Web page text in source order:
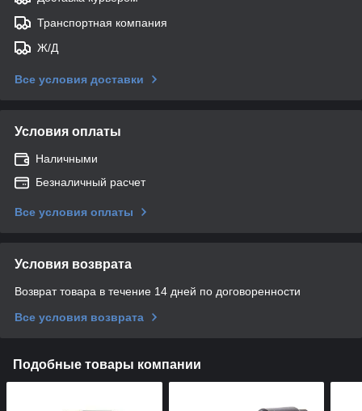
Транспортная компания
Ж/Д
Все условия доставки
Условия оплаты
Наличными
Безналичный расчет
Все условия оплаты
Условия возврата
Возврат товара в течение 14 дней по договоренности
Все условия возврата
Подобные товары компании